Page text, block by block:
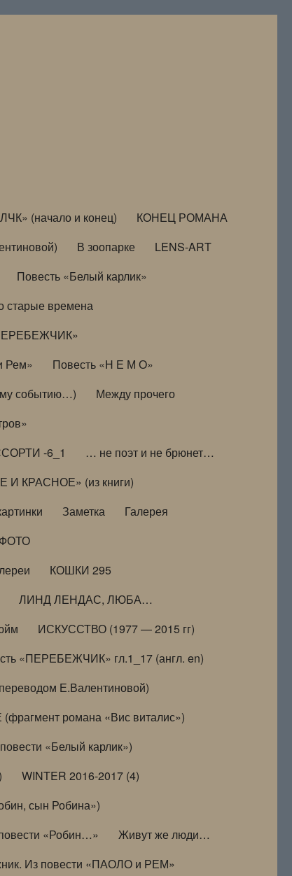
(начало и конец)
КОНЕЦ РОМАНА
В зоопарке
LENS-ART
Повесть «Белый карлик»
старые времена
Рем»
Повесть «Н Е М О»
событию…)
Между прочего
-6_1
… не поэт и не брюнет…
И КРАСНОЕ» (из книги)
Заметка
Галерея
КОШКИ 295
ЛИНД ЛЕНДАС, ЛЮБА…
ИСКУССТВО (1977 — 2015 гг)
«ПЕРЕБЕЖЧИК» гл.1_17 (англ. en)
Е.Валентиновой)
романа «Вис виталис»)
«Белый карлик»)
WINTER 2016-2017 (4)
сын Робина»)
«Робин…»
Живут же люди…
Из повести «ПАОЛО и РЕМ»